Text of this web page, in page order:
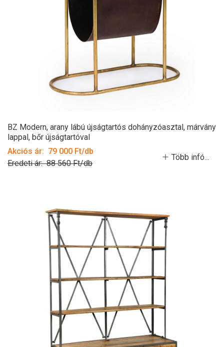
BZ Modern, arany lábú újságtartós dohányzóasztal, márvány
lappal, bőr újságtartóval
Akciós ár: 79 000 Ft/db
Eredeti ár: 88 560 Ft/db
Több infó...